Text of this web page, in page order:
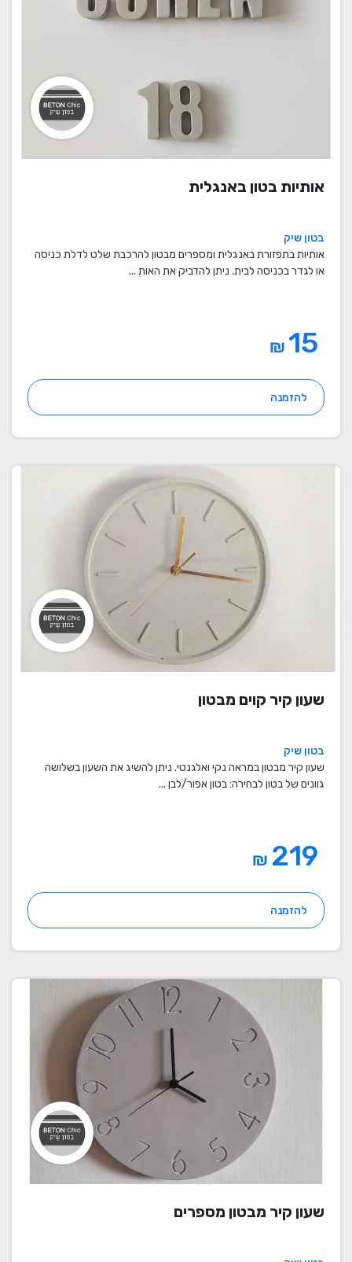
אותיות בטון באנגלית
בטון שיק
אותיות בתפזורת באנגלית ומספרים מבטון להרכבת שלט לדלת כניסה
או לגדר בכניסה לבית. ניתן להדביק את האות ...
₪
להזמנה
שעון קיר קוים מבטון
בטון שיק
שעון קיר מבטון במראה נקי ואלגנטי. ניתן להשיג את השעון בשלושה
גוונים של בטון לבחירה: בטון אפור/לבן ...
₪
להזמנה
שעון קיר מבטון מספרים